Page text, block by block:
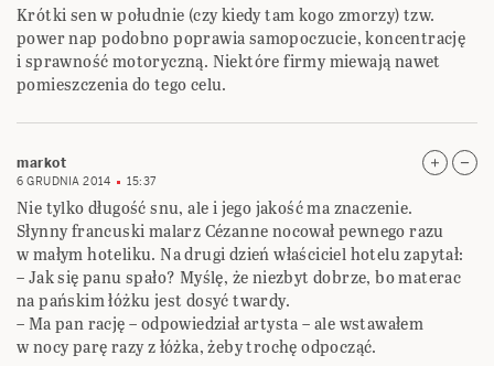
Krótki sen w południe (czy kiedy tam kogo zmorzy) tzw.
power nap podobno poprawia samopoczucie, koncentrację
i sprawność motoryczną. Niektóre firmy miewają nawet
pomieszczenia do tego celu.
markot
6 GRUDNIA 2014 15:37
Nie tylko długość snu, ale i jego jakość ma znaczenie.
Słynny francuski malarz Cézanne nocował pewnego razu
w małym hoteliku. Na drugi dzień właściciel hotelu zapytał:
– Jak się panu spało? Myślę, że niezbyt dobrze, bo materac
na pańskim łóżku jest dosyć twardy.
– Ma pan rację – odpowiedział artysta – ale wstawałem
w nocy parę razy z łóżka, żeby trochę odpocząć.